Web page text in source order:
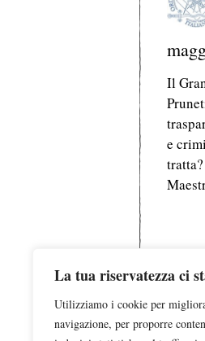
La tua riservatezza ci
Utilizziamo i cookie per
navigazione, per proporre
Il
e